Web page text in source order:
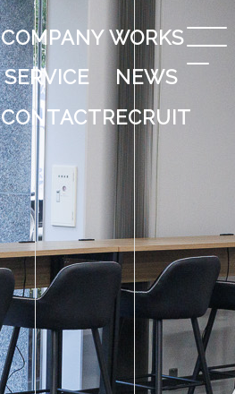
COMPANYWORKS
SERVICE
NEWS
CONTACTRECRUIT